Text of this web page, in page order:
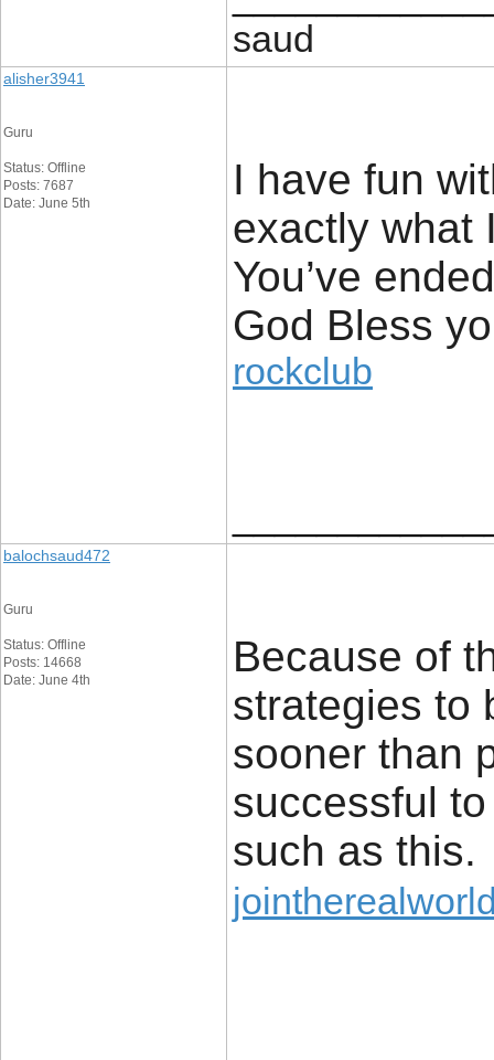
saud
alisher3941
Guru
Status: Offline
Posts: 7687
Date: June 5th
I have fun
exactly what
You’ve
God Bless
rockclub
balochsaud472
Guru
Status: Offline
Posts: 14668
Date: June 4th
Because of
strategies to
sooner than
successful
such as this.